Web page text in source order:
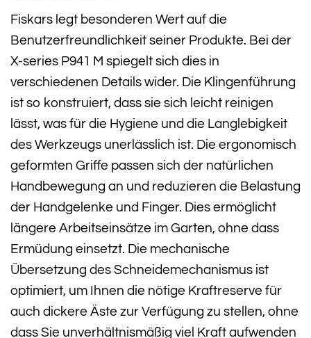
Fiskars legt besonderen Wert auf die
Benutzerfreundlichkeit seiner Produkte. Bei der
X-series P941 M spiegelt sich dies in
verschiedenen Details wider. Die Klingenführung
ist so konstruiert, dass sie sich leicht reinigen
lässt, was für die Hygiene und die Langlebigkeit
des Werkzeugs unerlässlich ist. Die ergonomisch
geformten Griffe passen sich der natürlichen
Handbewegung an und reduzieren die Belastung
der Handgelenke und Finger. Dies ermöglicht
längere Arbeitseinsätze im Garten, ohne dass
Ermüdung einsetzt. Die mechanische
Übersetzung des Schneidemechanismus ist
optimiert, um Ihnen die nötige Kraftreserve für
auch dickere Äste zur Verfügung zu stellen, ohne
dass Sie unverhältnismäßig viel Kraft aufwenden